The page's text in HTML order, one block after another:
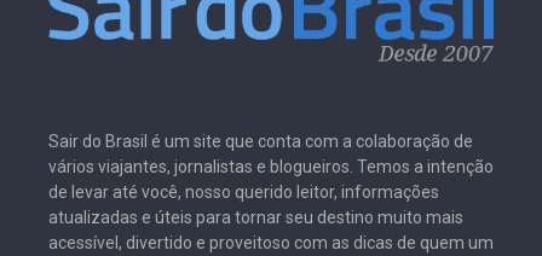
Sair do Brasil é um site que conta com a colaboração de
vários viajantes, jornalistas e blogueiros. Temos a intenção
de levar até você, nosso querido leitor, informações
atualizadas e úteis para tornar seu destino muito mais
acessível, divertido e proveitoso com as dicas de quem um